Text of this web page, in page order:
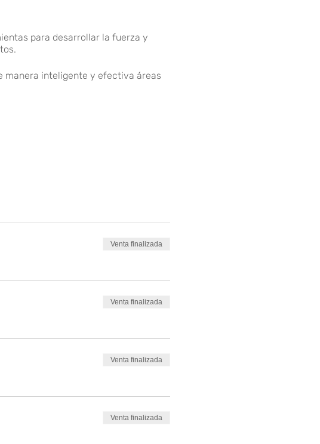
para desarrollar la fuerza y
manera inteligente y efectiva áreas
Venta finalizada
Venta finalizada
Venta finalizada
Venta finalizada